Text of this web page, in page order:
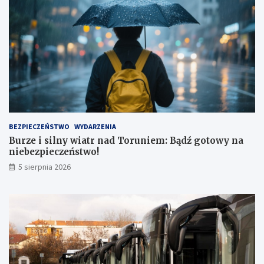
o
u
!
BEZPIECZEŃSTWO WYDARZENIA
Burze i silny wiatr nad Toruniem: Bądź gotowy na
niebezpieczeństwo!
5 sierpnia 2026